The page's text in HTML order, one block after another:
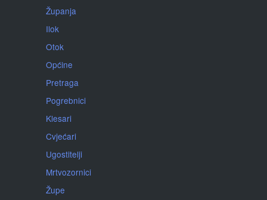
Županja
Ilok
Otok
Općine
Pretraga
Pogrebnici
Klesari
Cvjećari
Ugostitelji
Mrtvozornici
Župe